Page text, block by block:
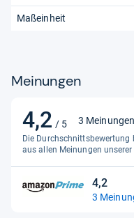
Maßeinheit
Meinungen
4,2 / 5
4,2
von
5
Sternen
3
Die Durchschnittsbewertung
aus allen Meinungen unserer
4,2
4,2
von
3